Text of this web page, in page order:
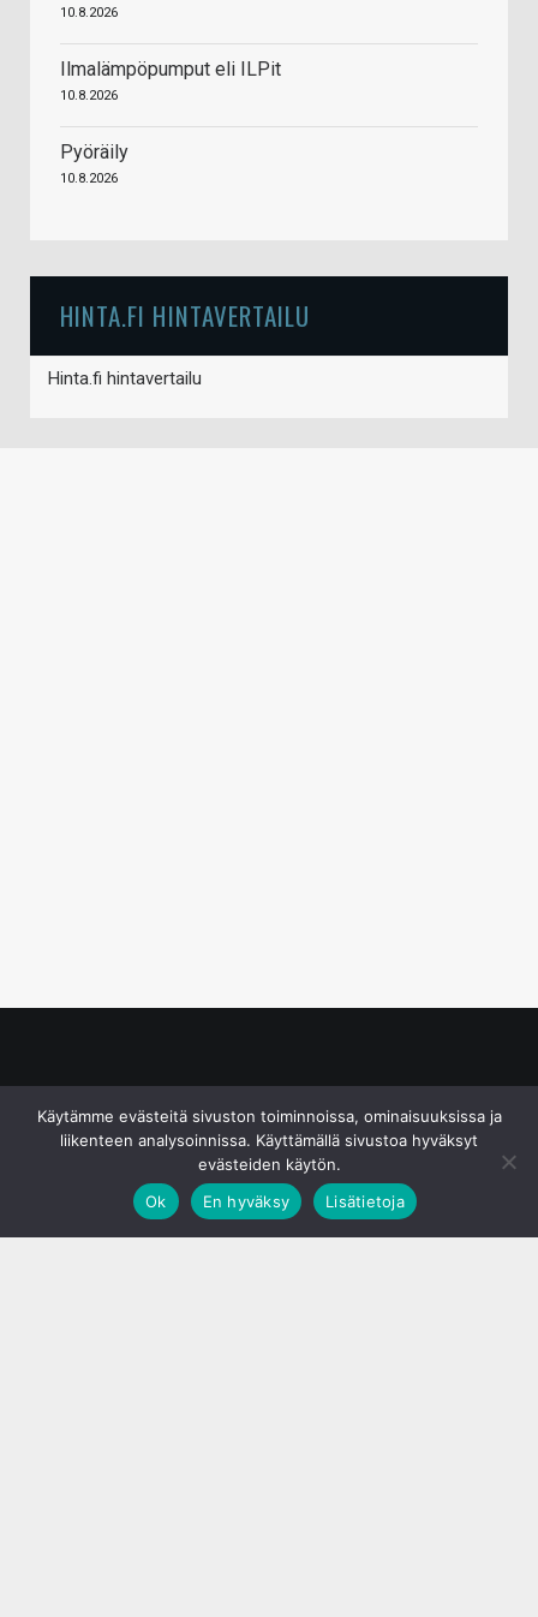
10.8.2026
Ilmalämpöpumput eli ILPit
10.8.2026
Pyöräily
10.8.2026
HINTA.FI HINTAVERTAILU
Hinta.fi hintavertailu
Käytämme evästeitä sivuston toiminnoissa, ominaisuuksissa ja
liikenteen analysoinnissa. Käyttämällä sivustoa hyväksyt
evästeiden käytön.
Ok
En hyväksy Lisätietoja